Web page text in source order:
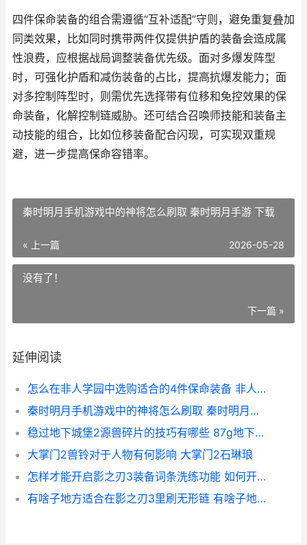
四件保命装备的组合需遵循“互补适配”守则，避免重复叠加
同类效果，比如同时携带两件仅提供护盾的装备会造成属
性浪费，应根据战局调整装备优先级。面对多爆发阵型
时，可强化护盾和减伤装备的占比，提高抗爆发能力；面
对多控制阵型时，则需优先选择带有位移和免控效果的保
命装备，化解控制链威胁。还可结合召唤师技能和装备主
动技能的组合，比如位移装备配合闪现，可实现双重规
避，进一步提高保命容错率。
秦时明月手机游戏中的神将怎么刷取 秦时明月手游 下载
« 上一篇 2026-05-28
没有了！
下一篇 »
延伸阅读
怎么在非人学园中选购适合的4件保命装备 非人学园新手教程在哪
秦时明月手机游戏中的神将怎么刷取 秦时明月手游 下载
稳过地下城堡2源兽碎片的技巧有哪些 87g地下城堡2攻略
大掌门2兽铃对于人物有何影响 大掌门2石琳琅
怎样才能开启影之刃3装备词条洗练功能 如何开启影子模式
有啥子地方适合在影之刃3里刷无形链 有啥子地方适合打工